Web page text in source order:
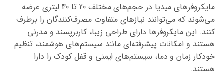
مایکروفرهای میدیا در حجم‌های مختلف 20 تا 40 لیتری عرضه
می‌شوند که می‌توانند نیازهای متفاوت مصرف‌کنندگان را برطرف
کنند. این مایکروفرها دارای طراحی زیبا، کاربرپسند و مدرنی
هستند و امکانات پیشرفته‌ای مانند سیستم‌های هوشمند، تنظیم
خودکار زمان و دما، سیستم‌های ایمنی و قفل کودک را دارا
هستند.